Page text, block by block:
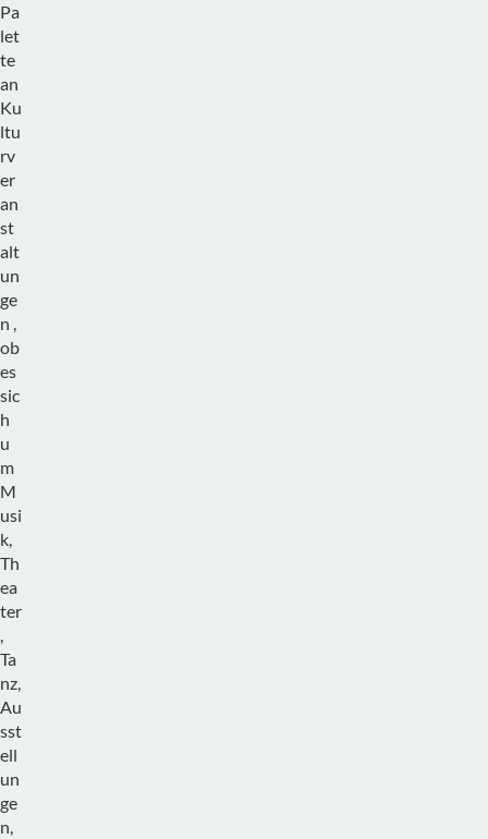
Pa
let
te
an
Ku
ltu
rv
er
an
st
alt
un
ge
n ,
ob
es
sic
h
u
m
M
usi
k,
Th
ea
ter
,
Ta
nz,
Au
sst
ell
un
ge
n,